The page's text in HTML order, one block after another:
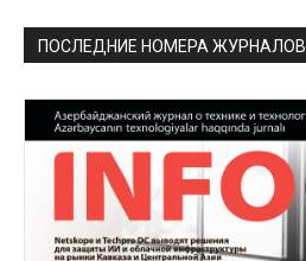
ПОСЛЕДНИЕ НОМЕРА ЖУРНАЛОВ